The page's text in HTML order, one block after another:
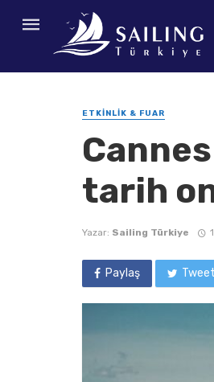
ETKINLIK & FUAR
tarih
Yazar: Sailing Türkiye
Paylaş Tweet